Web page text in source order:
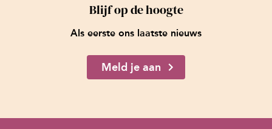
Blijf op de hoogte
Als eerste ons laatste nieuws
Meld je aan